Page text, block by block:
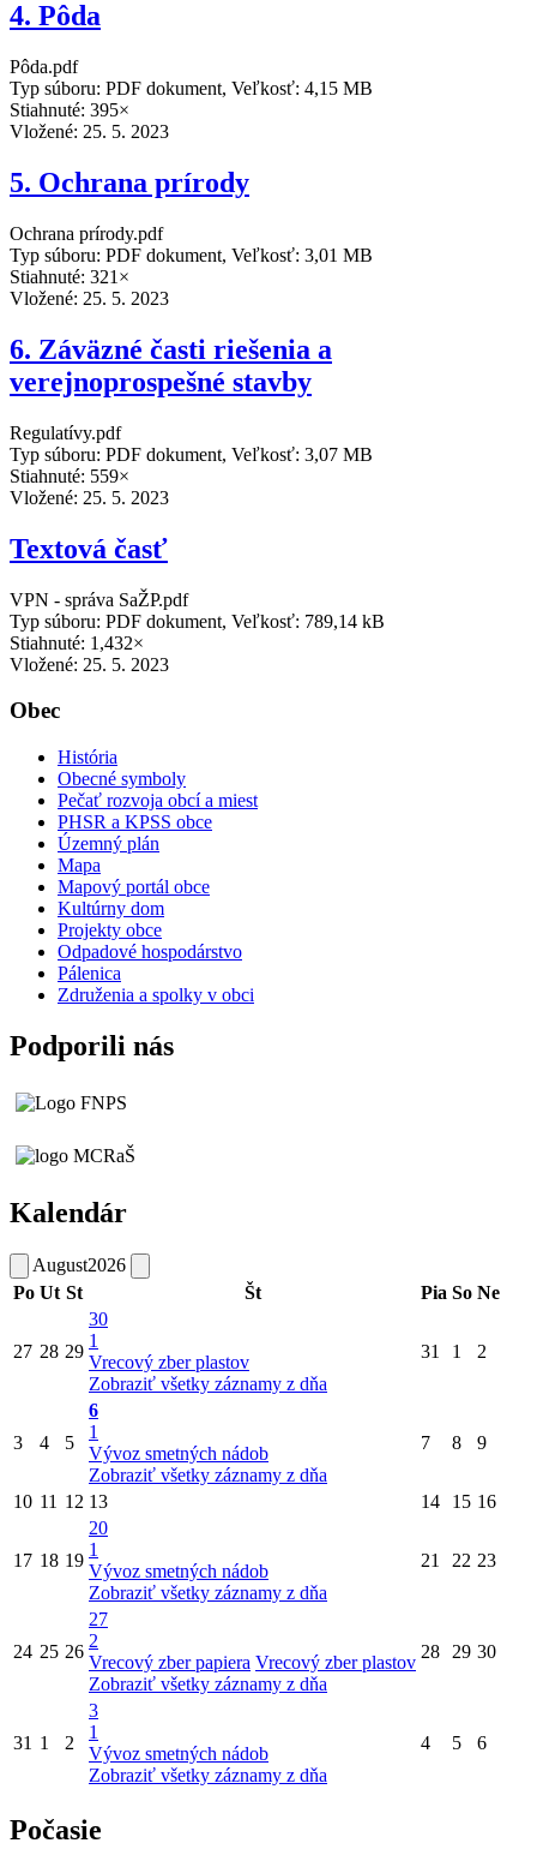
4. Pôda
Pôda.pdf
Typ súboru: PDF dokument, Veľkosť: 4,15 MB
Stiahnuté: 395×
Vložené: 25. 5. 2023
5. Ochrana prírody
Ochrana prírody.pdf
Typ súboru: PDF dokument, Veľkosť: 3,01 MB
Stiahnuté: 321×
Vložené: 25. 5. 2023
6. Záväzné časti riešenia a
verejnoprospešné stavby
Regulatívy.pdf
Typ súboru: PDF dokument, Veľkosť: 3,07 MB
Stiahnuté: 559×
Vložené: 25. 5. 2023
Textová časť
VPN - správa SaŽP.pdf
Typ súboru: PDF dokument, Veľkosť: 789,14 kB
Stiahnuté: 1,432×
Vložené: 25. 5. 2023
Obec
História
Obecné symboly
Pečať rozvoja obcí a miest
PHSR a KPSS obce
Územný plán
Mapa
Mapový portál obce
Kultúrny dom
Projekty obce
Odpadové hospodárstvo
Pálenica
Združenia a spolky v obci
Podporili nás
Kalendár
August2026
Po Ut St Št Pia So Ne
27 28 29
30
1
Vrecový zber plastov
Zobraziť všetky záznamy z dňa
31 1 2
3 4 5
6
1
Vývoz smetných nádob
Zobraziť všetky záznamy z dňa
7 8 9
10 11 12 13 14 15 16
17 18 19
20
1
Vývoz smetných nádob
Zobraziť všetky záznamy z dňa
21 22 23
24 25 26
27
2
Vrecový zber papiera Vrecový zber plastov
Zobraziť všetky záznamy z dňa
28 29 30
31 1 2
3
1
Vývoz smetných nádob
Zobraziť všetky záznamy z dňa
4 5 6
Počasie